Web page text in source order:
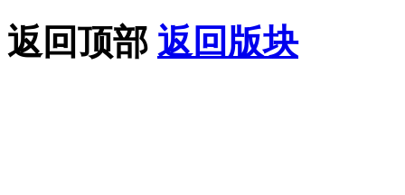
返回顶部 返回版块